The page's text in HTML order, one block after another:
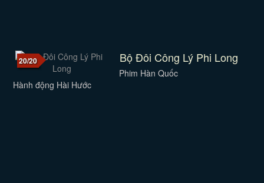
20/20 Bộ Đôi Công Lý Phi Long
Phim Hàn Quốc
Hành động Hài Hước